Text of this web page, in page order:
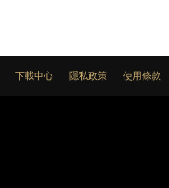
下載中心 隱私政策 使用條款